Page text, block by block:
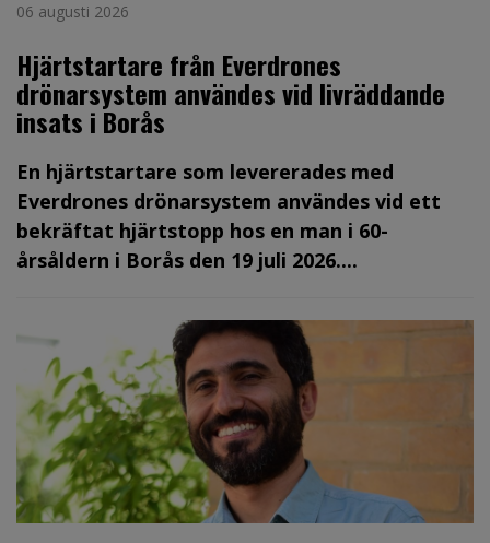
06 augusti 2026
Hjärtstartare från Everdrones
drönarsystem användes vid livräddande
insats i Borås
En hjärtstartare som levererades med
Everdrones drönarsystem användes vid ett
bekräftat hjärtstopp hos en man i 60-
årsåldern i Borås den 19 juli 2026....